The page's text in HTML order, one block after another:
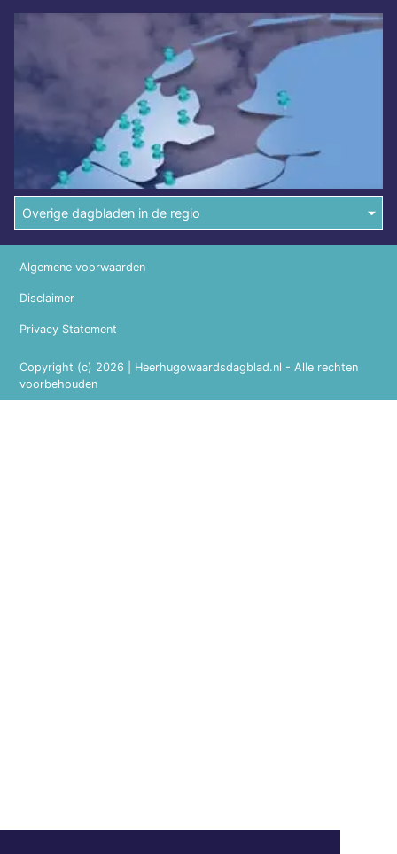
Overige dagbladen in de regio
Copyright (c) 2026 | Heerhugowaardsdagblad.nl - Alle rechten
voorbehouden
Algemene voorwaarden
Disclaimer
Privacy Statement